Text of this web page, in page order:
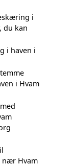
i
du kan
i haven i
i Hvam
nær Hvam